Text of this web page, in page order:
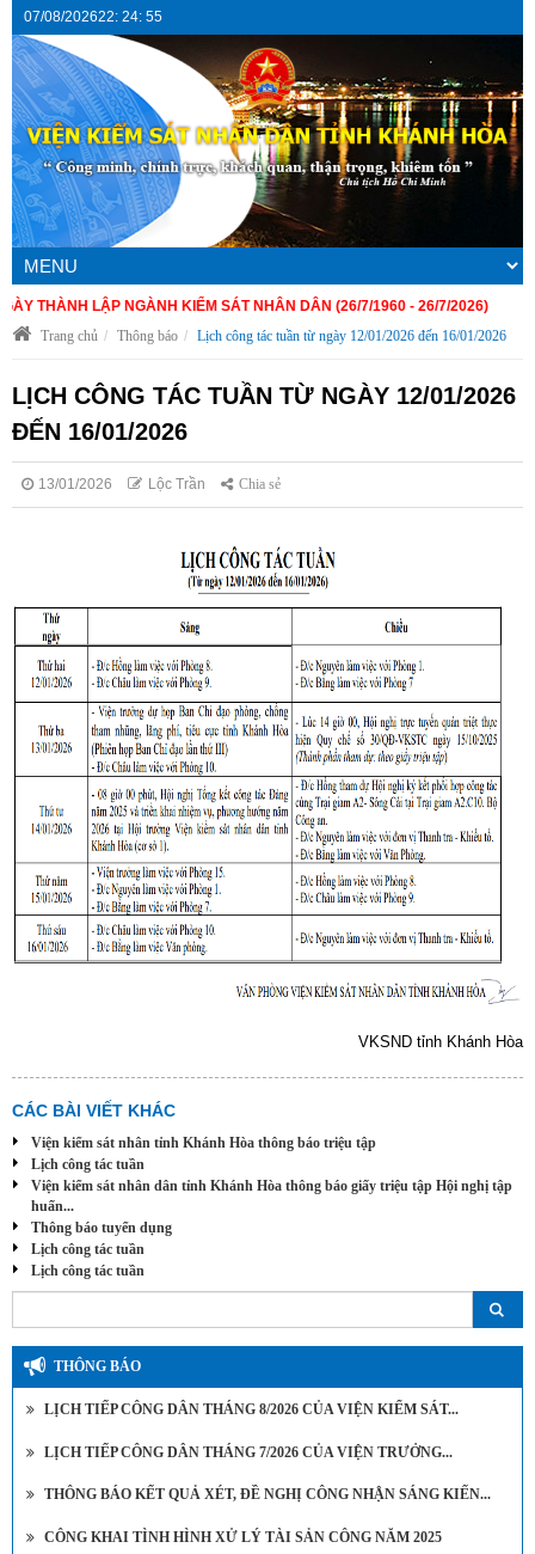
07/08/202622: 24: 55
THÀNH LẬP NGÀNH KIỂM SÁT NHÂN DÂN (26/7/1960 - 26/7/2026)
Trang chủ
Thông báo Lịch công tác tuần từ ngày 12/01/2026 đến 16/01/2026
LỊCH CÔNG TÁC TUẦN TỪ NGÀY 12/01/2026
ĐẾN 16/01/2026
13/01/2026 Lộc Trần Chia sẻ
VKSND tỉnh Khánh Hòa
CÁC BÀI VIẾT KHÁC
Viện kiểm sát nhân tỉnh Khánh Hòa thông báo triệu tập
Lịch công tác tuần
Viện kiểm sát nhân dân tỉnh Khánh Hòa thông báo giấy triệu tập Hội nghị tập
huấn...
Thông báo tuyển dụng
Lịch công tác tuần
Lịch công tác tuần
THÔNG BÁO
LỊCH TIẾP CÔNG DÂN THÁNG 8/2026 CỦA VIỆN KIỂM SÁT...
LỊCH TIẾP CÔNG DÂN THÁNG 7/2026 CỦA VIỆN TRƯỞNG...
THÔNG BÁO KẾT QUẢ XÉT, ĐỀ NGHỊ CÔNG NHẬN SÁNG KIẾN...
CÔNG KHAI TÌNH HÌNH XỬ LÝ TÀI SẢN CÔNG NĂM 2025